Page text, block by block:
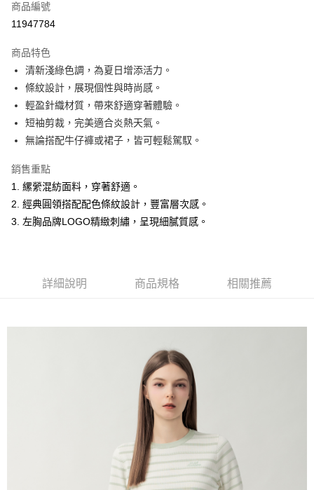
超商取貨付款
Apple Pay
悠遊付
ATM付款
全家取貨付款
每筆NT$60，滿NT$1,500(含以上)免運費
付款後全家取貨
每筆NT$60，滿NT$1,500(含以上)免運費
每筆NT$60，滿NT$1,500(含以上)免運費
每筆NT$60，滿NT$1,500(含以上)免運費
每筆NT$60，滿NT$1,500(含以上)免運費
每筆NT$90，滿NT$1,500(含以上)免運費
商品編號
11947784
商品特色
清新淺綠色調，為夏日增添活力。
條紋設計，展現個性與時尚感。
輕盈針織材質，帶來舒適穿著體驗。
短袖剪裁，完美適合炎熱天氣。
無論搭配牛仔褲或裙子，皆可輕鬆駕馭。
銷售重點
1. 縲縈混紡面料，穿著舒適。
2. 經典圓領搭配配色條紋設計，豐富層次感。
3. 左胸品牌LOGO精緻刺繡，呈現細膩質感。
詳細說明 商品規格 相關推薦